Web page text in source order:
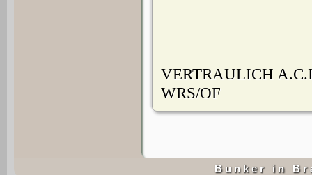
VERTRAULICH
WRS/OF
B u n k e r i n B r